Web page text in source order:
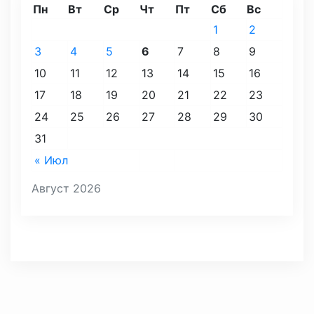
Август 2026
Пн Вт Ср Чт Пт Сб Вс
« Июл
1
2
3
4 5 6 7 8
9
10
11 12 13 14 15
16
17
18 19 20 21 22
23
24
25 26 27 28 29
30
31